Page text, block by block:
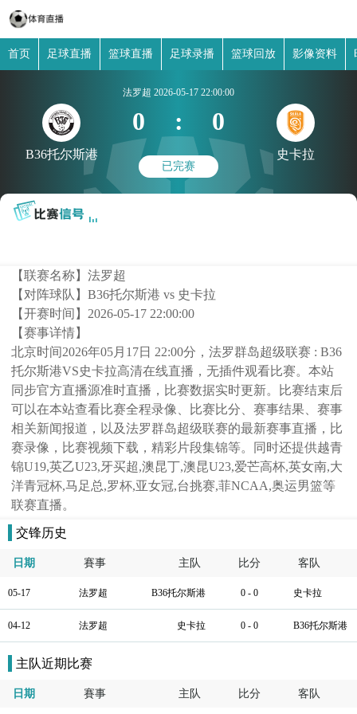
首页 足球直播 篮球直播 足球录播 篮球回放 影像资料
B36托尔斯港
法罗超 2026-05-17 22:00:00
0 : 0
已完赛
史卡拉
【联赛名称】法罗超
【对阵球队】B36托尔斯港 vs 史卡拉
【开赛时间】 2026-05-17 22:00:00
【赛事详情】
北京时间2026年05月17日 22:00分，法罗群岛超级联赛 : B36
托尔斯港VS史卡拉高清在线直播，无插件观看比赛。本站
同步官方直播源准时直播，比赛数据实时更新。比赛结束后
可以在本站查看比赛全程录像、比赛比分、赛事结果、赛事
相关新闻报道，以及法罗群岛超级联赛的最新赛事直播，比
赛录像，比赛视频下载，精彩片段集锦等。同时还提供越青
锦U19,英乙U23,牙买超,澳昆丁,澳昆U23,爱芒高杯,英女南,大
洋青冠杯,马足总,罗杯,亚女冠,台挑赛,菲NCAA,奥运男篮等
联赛直播。
交锋历史
日期 賽事 主队 比分 客队
05-17 法罗超 B36托尔斯港 0 - 0 史卡拉
04-12 法罗超 史卡拉 0 - 0 B36托尔斯港
主队近期比赛
日期 賽事 主队 比分 客队